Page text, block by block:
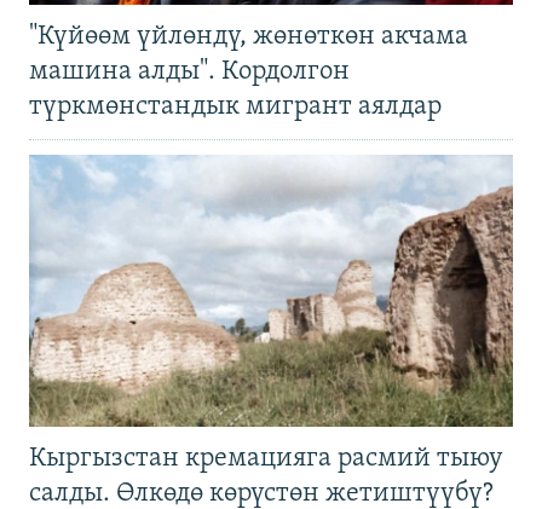
"Күйөөм үйлөндү, жөнөткөн акчама
машина алды". Кордолгон
түркмөнстандык мигрант аялдар
Кыргызстан кремацияга расмий тыюу
салды. Өлкөдө көрүстөн жетиштүүбү?